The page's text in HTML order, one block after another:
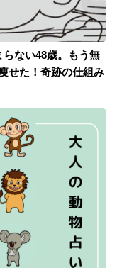
ない48歳。もう無
せた！奇跡の仕組み